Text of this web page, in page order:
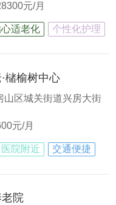
元/月
心适老化 个性化护理
槠榆树中心
山区城关街道兴房大街
元/月
医院附近 交通便捷
院